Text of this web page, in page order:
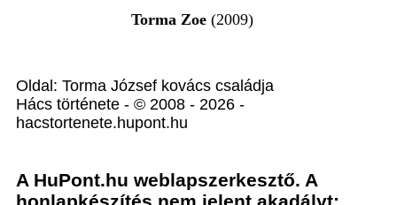
Torma Zoe (2009)
Oldal: Torma József kovács családja
Hács története - © 2008 - 2026 -
hacstortenete.hupont.hu
A HuPont.hu weblapszerkesztő. A